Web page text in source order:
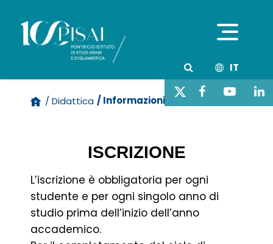
IT
/ Didattica / Informazioni
ISCRIZIONE
L’iscrizione è obbligatoria per ogni
studente e per ogni singolo anno di
studio prima dell’inizio dell’anno
accademico.